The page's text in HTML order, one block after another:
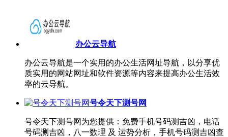
办公云导航
办公云导航是一个实用的办公生活网址导航，以分享优
质实用的网站网址和软件资源等内容来提高办公生活效
率的云导航。
号令天下测号网
号令天下测号网为您提供：免费手机号码测吉凶，电话
号码测吉凶，八一数理 及 运势分析，手机号码测吉凶查